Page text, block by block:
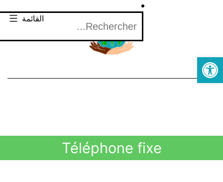
Open toolbar
القائمة
Téléphone fixe